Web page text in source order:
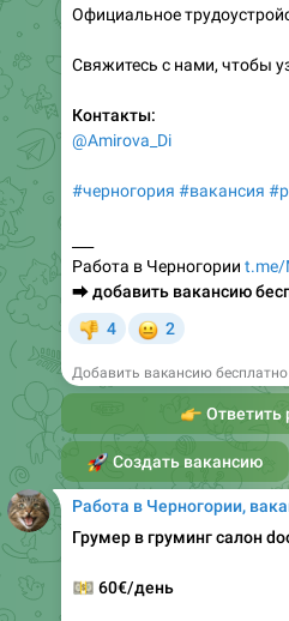
Официальное
Свяжитесь с нами, чтобы
Контакты:
@Amirova_Di
#черногория #вакансия
Работа в Черногории t.me/
⮕добавить вакансию
4 2
Добавить вакансию
👉Ответить
Создать вакансию
Работа в Черногории,
Грумер в груминг салон
60€/день